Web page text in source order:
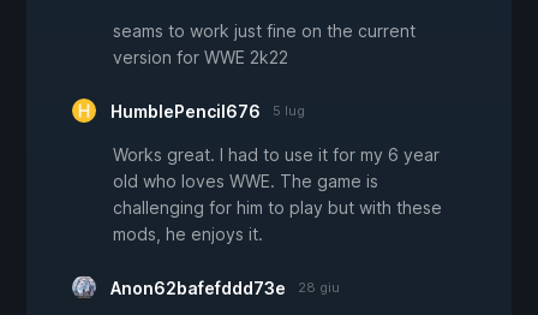
seams to work just fine on the current
version for WWE 2k22
HumblePencil676 5 lug
Works great. I had to use it for my 6 year
old who loves WWE. The game is
challenging for him to play but with these
mods, he enjoys it.
Anon62bafefddd73e 28 giu